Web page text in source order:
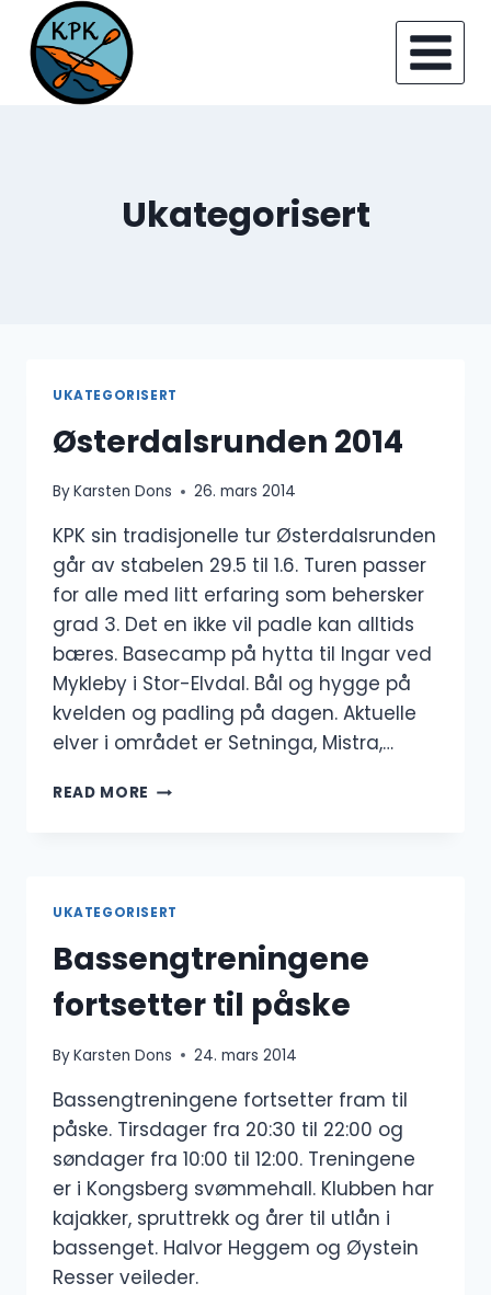
content
Ukategorisert
UKATEGORISERT
Østerdalsrunden 2014
ByKarsten Dons 26. mars 2014
KPK sin tradisjonelle tur Østerdalsrunden
går av stabelen 29.5 til 1.6. Turen passer
for alle med litt erfaring som behersker
grad 3. Det en ikke vil padle kan alltids
bæres. Basecamp på hytta til Ingar ved
Mykleby i Stor-Elvdal. Bål og hygge på
kvelden og padling på dagen. Aktuelle
elver i området er Setninga, Mistra,…
READ MORE ØSTERDALSRUNDEN
UKATEGORISERT
Bassengtreningene
fortsetter til påske
ByKarsten Dons 24. mars 2014
Bassengtreningene fortsetter fram til
påske. Tirsdager fra 20:30 til 22:00 og
søndager fra 10:00 til 12:00. Treningene
er i Kongsberg svømmehall. Klubben har
kajakker, spruttrekk og årer til utlån i
bassenget. Halvor Heggem og Øystein
Resser veileder.